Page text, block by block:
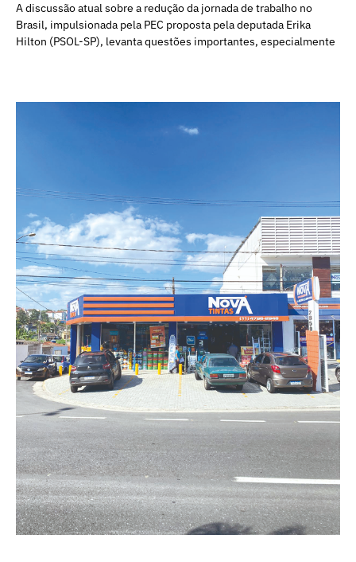
A discussão atual sobre a redução da jornada de trabalho no
Brasil, impulsionada pela PEC proposta pela deputada Erika
Hilton (PSOL-SP), levanta questões importantes, especialmente